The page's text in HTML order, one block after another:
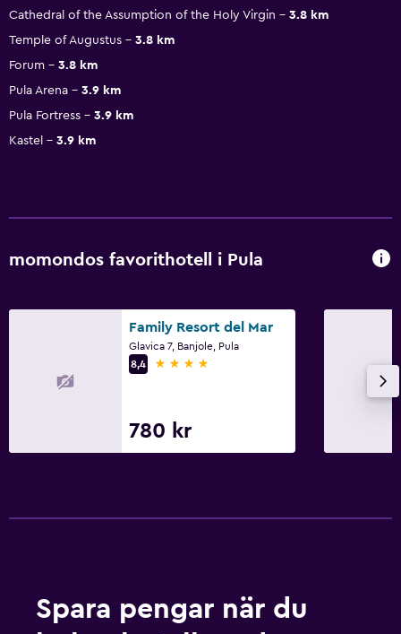
Cathedral of the Assumption of the Holy Virgin
3.8 km
Temple of Augustus
3.8 km
Forum
3.8 km
Pula Arena
3.9 km
Pula Fortress
3.9 km
Kastel
3.9 km
momondos favorithotell i Pula
Family Resort del Mar
Glavica 7, Banjole, Pula
8,4
4 stjärnor
780 kr
Spara pengar när du